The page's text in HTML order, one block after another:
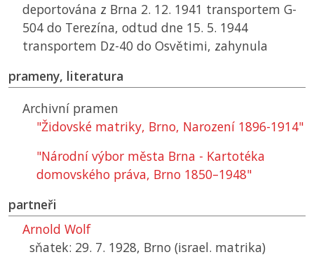
deportována z Brna 2. 12. 1941 transportem G-
504 do Terezína, odtud dne 15. 5. 1944
transportem Dz-40 do Osvětimi, zahynula
prameny, literatura
Archivní pramen
"Židovské matriky, Brno, Narození 1896-1914"
"Národní výbor města Brna - Kartotéka
domovského práva, Brno 1850–1948"
partneři
Arnold Wolf
sňatek: 29. 7. 1928, Brno (israel. matrika)